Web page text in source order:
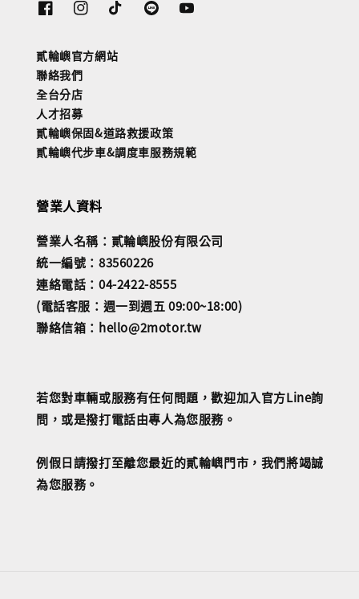
貳輪嶼官方網站
聯絡我們
全台分店
人才招募
貳輪嶼保固&道路救援政策
貳輪嶼代步車&調度車服務規範
營業人資料
營業人名稱：貳輪嶼股份有限公司
統一編號：83560226
連絡電話：04-2422-8555
(電話客服：週一到週五 09:00~18:00)
聯絡信箱：hello@2motor.tw
若您對車輛或服務有任何問題，歡迎加入官方Line詢
問，或是撥打電話由專人為您服務。
例假日請撥打至離您最近的貳輪嶼門市，我們將竭誠
為您服務。